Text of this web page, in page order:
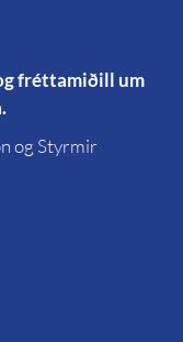
fréttamiðill um
og Styrmir